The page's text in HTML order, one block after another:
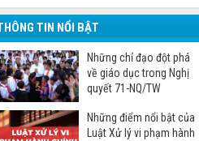
TIN NỔI BẬT
Những chỉ đạo đột phá
về giáo dục trong Nghị
quyết 71-NQ/TW
Những điểm nổi bật của
Luật Xử lý vi phạm hành